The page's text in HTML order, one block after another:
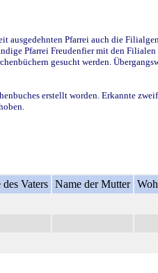
ausgedehnten Pfarrei auch die
Pfarrei Freudenfier mit den
gesucht werden.
erstellt worden. Erkannte
Vaters Name der Mutter